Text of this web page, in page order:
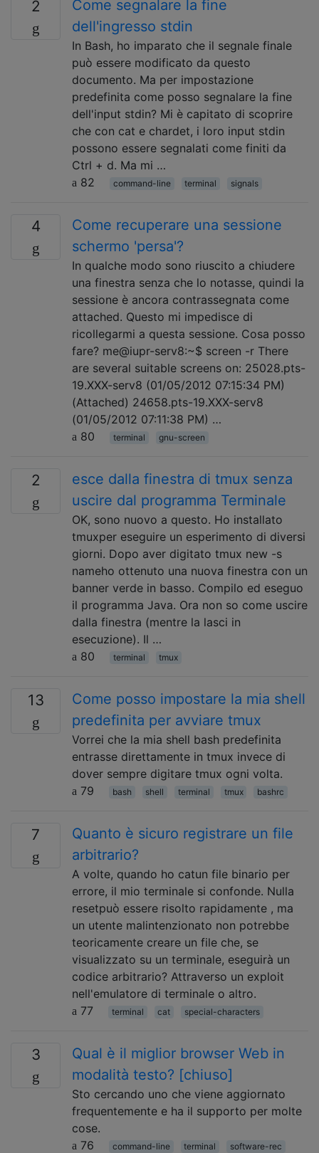
2
Come segnalare la fine
dell'ingresso stdin
In Bash, ho imparato che il segnale finale
può essere modificato da questo
documento. Ma per impostazione
predefinita come posso segnalare la fine
dell'input stdin? Mi è capitato di scoprire
che con cat e chardet, i loro input stdin
possono essere segnalati come finiti da
Ctrl + d. Ma mi …
82
command-line terminal signals
4
Come recuperare una sessione
schermo 'persa'?
In qualche modo sono riuscito a chiudere
una finestra senza che lo notasse, quindi la
sessione è ancora contrassegnata come
attached. Questo mi impedisce di
ricollegarmi a questa sessione. Cosa posso
fare? me@iupr-serv8:~$ screen -r There
are several suitable screens on: 25028.pts-
19.XXX-serv8 (01/05/2012 07:15:34 PM)
(Attached) 24658.pts-19.XXX-serv8
(01/05/2012 07:11:38 PM) …
80
terminal gnu-screen
2
esce dalla finestra di tmux senza
uscire dal programma Terminale
OK, sono nuovo a questo. Ho installato
tmuxper eseguire un esperimento di diversi
giorni. Dopo aver digitato tmux new -s
nameho ottenuto una nuova finestra con un
banner verde in basso. Compilo ed eseguo
il programma Java. Ora non so come uscire
dalla finestra (mentre la lasci in
esecuzione). Il …
80
terminal tmux
13
Come posso impostare la mia shell
predefinita per avviare tmux
Vorrei che la mia shell bash predefinita
entrasse direttamente in tmux invece di
dover sempre digitare tmux ogni volta.
79
bash shell terminal tmux bashrc
7
Quanto è sicuro registrare un file
arbitrario?
A volte, quando ho catun file binario per
errore, il mio terminale si confonde. Nulla
resetpuò essere risolto rapidamente , ma
un utente malintenzionato non potrebbe
teoricamente creare un file che, se
visualizzato su un terminale, eseguirà un
codice arbitrario? Attraverso un exploit
nell'emulatore di terminale o altro.
77
terminal cat special-characters
3
Qual è il miglior browser Web in
modalità testo? [chiuso]
Sto cercando uno che viene aggiornato
frequentemente e ha il supporto per molte
cose.
76
command-line terminal
software-rec